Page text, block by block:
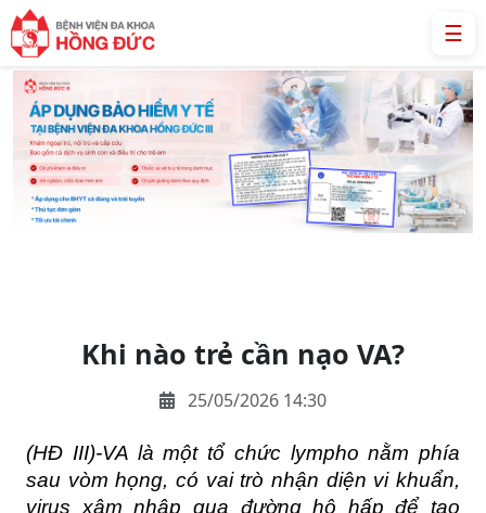
☰
Khi nào trẻ cần nạo VA?
25/05/2026 14:30
(HĐ III)-VA là một tổ chức lympho nằm phía
sau vòm họng, có vai trò nhận diện vi khuẩn,
virus xâm nhập qua đường hô hấp để tạo